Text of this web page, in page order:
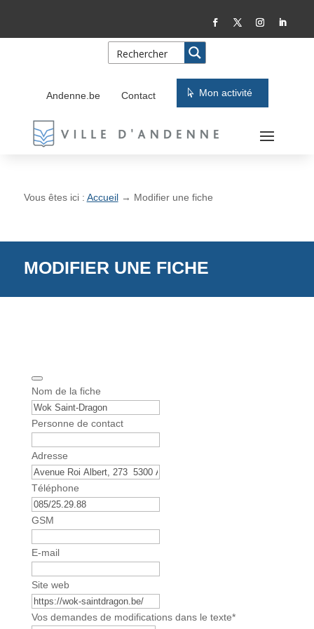
Content
la
Andenne.be Contact Mon activité
Vous êtes ici : Accueil→ Modifier une fiche
MODIFIER UNE FICHE
Nom de la fiche
Personne de contact
Adresse
Téléphone
GSM
E-mail
Site web
Vos demandes de modifications dans le texte*